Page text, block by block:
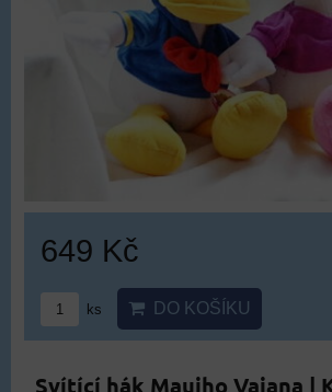
649 Kč
ks DO KOŠÍKU
Svítící hák Mauiho Vaiana |